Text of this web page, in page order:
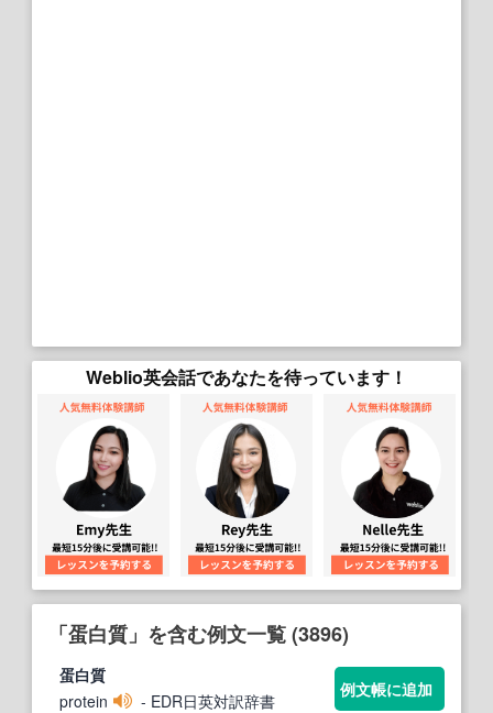
Weblio英会話であなたを待っています！
「蛋白質」を含む例文一覧 (3896)
蛋白質
protein
- EDR日英対訳辞書
例文帳に追加